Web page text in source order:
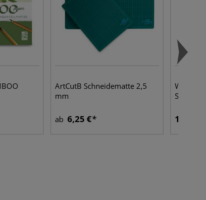
ArtCutB Schneidematte 2,5
mm
ab 6,25 €
Wonday
Skalpell
1,59 €